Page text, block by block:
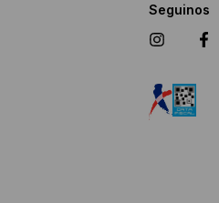
Seguinos